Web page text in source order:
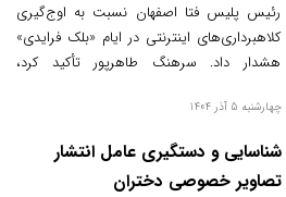
تخفیف‌های غیرواقعی
رئیس پلیس فتا اصفهان نسبت به اوج‌گیری
کلاهبرداری‌های اینترنتی در ایام «بلک فرایدی»
هشدار داد. سرهنگ طاهرپور تأکید کرد،
تخفیف‌های غیرواقعی، در کمین سرقت اطلاعات
بانکی شهروندان هستند.
چهارشنبه 5 آذر 1404
شناسایی و دستگیری عامل انتشار
تصاویر خصوصی دختران